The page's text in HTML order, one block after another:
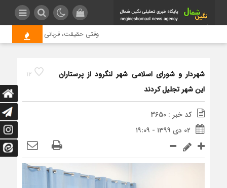
وقتی حقیقت، قربانی بازدید
12
شهردار و شورای اسلامی شهر لنگرود از پرستاران
این شهر تجلیل کردند
کد خبر : 3650
۰۲ دی ۱۳۹۹ - ۱۹:۰۹